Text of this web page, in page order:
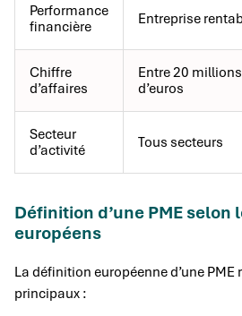
Performance
financière
Entreprise
Chiffre
d’affaires
Entre 20
d’euros
Secteur
d’activité
Tous secteurs
Définition d’une PME selon
européens
La définition européenne d’une
principaux :